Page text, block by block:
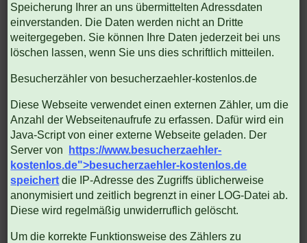
Speicherung Ihrer an uns übermittelten Adressdaten
einverstanden. Die Daten werden nicht an Dritte
weitergegeben. Sie können Ihre Daten jederzeit bei uns
löschen lassen, wenn Sie uns dies schriftlich mitteilen.
Besucherzähler von besucherzaehler-kostenlos.de
Diese Webseite verwendet einen externen Zähler, um die
Anzahl der Webseitenaufrufe zu erfassen. Dafür wird ein
Java-Script von einer externe Webseite geladen. Der
Server von
https://www.besucherzaehler-
kostenlos.de">besucherzaehler-kostenlos.de
speichert die IP-Adresse des Zugriffs üblicherweise
anonymisiert und zeitlich begrenzt in einer LOG-Datei ab.
Diese wird regelmäßig unwiderruflich gelöscht.
Um die korrekte Funktionsweise des Zählers zu